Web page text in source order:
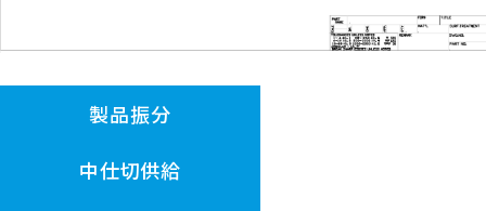
製品振分
中仕切供給